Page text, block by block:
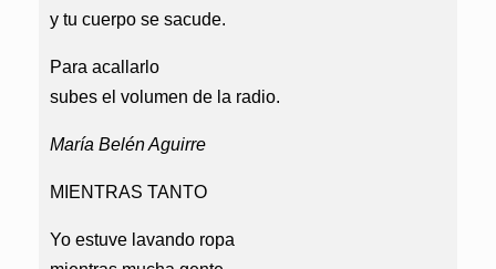
y tu cuerpo se sacude.
Para acallarlo
subes el volumen de la radio.
María Belén Aguirre
MIENTRAS TANTO
Yo estuve lavando ropa